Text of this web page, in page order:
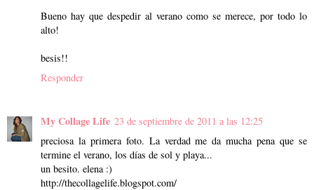
Bueno hay que despedir al verano como se merece, por todo lo
alto!
besis!!
Responder
My Collage Life 23 de septiembre de 2011 a las 12:25
preciosa la primera foto. La verdad me da mucha pena que se
termine el verano, los días de sol y playa...
un besito. elena :)
http://thecollagelife.blogspot.com/